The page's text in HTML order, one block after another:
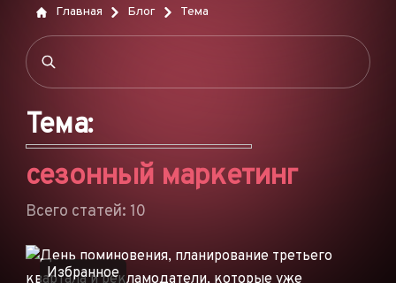
ОБЩИЕ
НАТИВНАЯ РЕКЛАМА
РЕКЛАМА В TIKTOK
РЕКЛАМНЫЕ СЕТИ
Главная Блог Тема
Тема:
сезонный маркетинг
Всего статей: 10
Избранное